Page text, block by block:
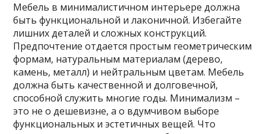
Мебель в минималистичном интерьере должна
быть функциональной и лаконичной. Избегайте
лишних деталей и сложных конструкций.
Предпочтение отдается простым геометрическим
формам, натуральным материалам (дерево,
камень, металл) и нейтральным цветам. Мебель
должна быть качественной и долговечной,
способной служить многие годы. Минимализм –
это не о дешевизне, а о вдумчивом выборе
функциональных и эстетичных вещей. Что